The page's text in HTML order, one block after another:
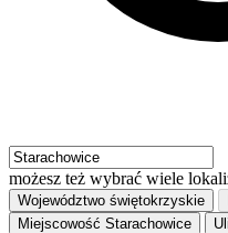
możesz też wybrać wiele
Województwo świętokrzyskie
Miejscowość Starachowice